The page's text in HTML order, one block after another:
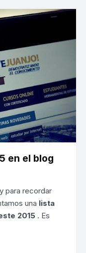
en el blog
para recordar
una lista
2015 . Es